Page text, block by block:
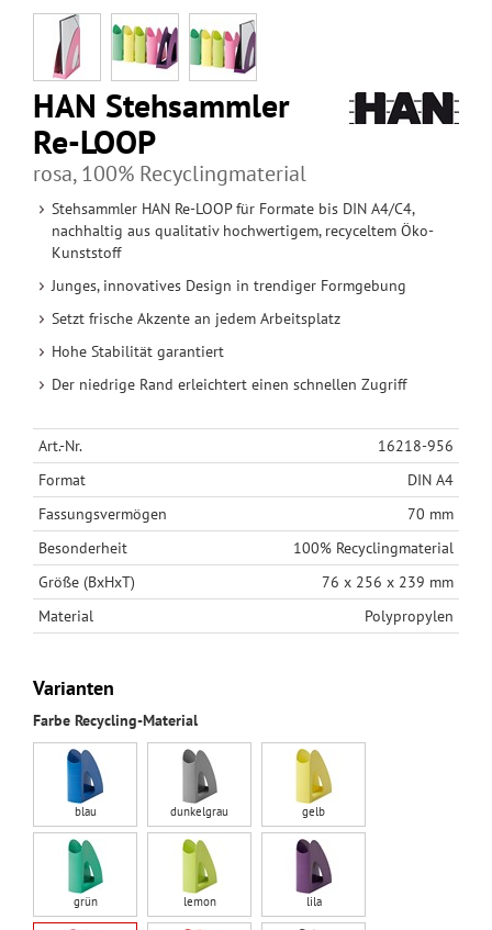
HAN Stehsammler
Re-LOOP
rosa, 100% Recyclingmaterial
Stehsammler HAN Re-LOOP für Formate bis DIN A4/C4,
nachhaltig aus qualitativ hochwertigem, recyceltem Öko-
Kunststoff
Junges, innovatives Design in trendiger Formgebung
Setzt frische Akzente an jedem Arbeitsplatz
Hohe Stabilität garantiert
Der niedrige Rand erleichtert einen schnellen Zugriff
Art.-Nr.
16218-956
Format
DIN A4
Fassungsvermögen
70 mm
Besonderheit
100% Recyclingmaterial
Größe (BxHxT)
76 x 256 x 239 mm
Material
Polypropylen
Varianten
Farbe Recycling-Material
blau dunkelgrau gelb
grün lemon lila